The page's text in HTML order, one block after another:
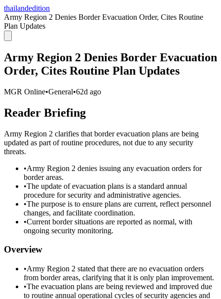
thailandedition
Army Region 2 Denies Border Evacuation Order, Cites Routine
Plan Updates
Army Region 2 Denies Border Evacuation
Order, Cites Routine Plan Updates
MGR Online•General•62d ago
Reader Briefing
Army Region 2 clarifies that border evacuation plans are being
updated as part of routine procedures, not due to any security
threats.
•Army Region 2 denies issuing any evacuation orders for
border areas.
•The update of evacuation plans is a standard annual
procedure for security and administrative agencies.
•The purpose is to ensure plans are current, reflect personnel
changes, and facilitate coordination.
•Current border situations are reported as normal, with
ongoing security monitoring.
Overview
•Army Region 2 stated that there are no evacuation orders
from border areas, clarifying that it is only plan improvement.
•The evacuation plans are being reviewed and improved due
to routine annual operational cycles of security agencies and